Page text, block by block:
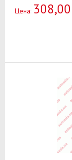
Цена: 308,00